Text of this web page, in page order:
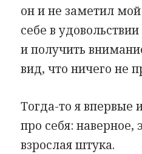
он и не заметил
себе в
и получить
вид, что ничего не
Тогда-то я впервые
про себя: наверное,
взрослая штука.